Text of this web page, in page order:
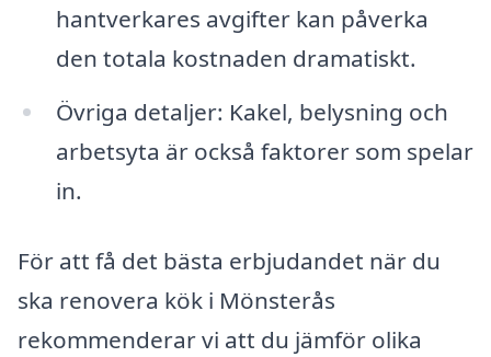
hantverkares avgifter kan påverka
den totala kostnaden dramatiskt.
Övriga detaljer: Kakel, belysning och
arbetsyta är också faktorer som spelar
in.
För att få det bästa erbjudandet när du
ska renovera kök i Mönsterås
rekommenderar vi att du jämför olika